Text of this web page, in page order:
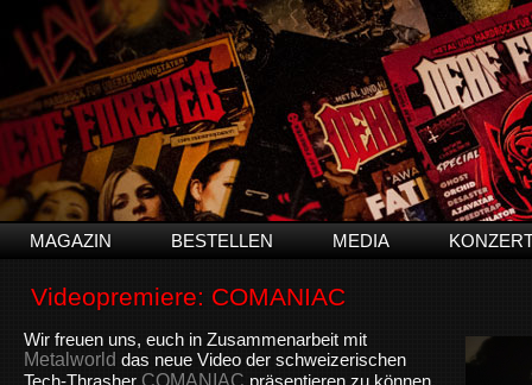
MAGAZIN BESTELLEN MEDIA
Videopremiere: COMANIAC
Wir freuen uns, euch in Zusammenarbeit mit
Metalworld das neue Video der schweizerischen
Tech-Thrasher COMANIAC präsentieren zu können.